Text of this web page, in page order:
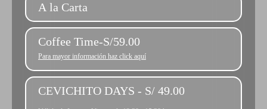
A la Carta
Coffee Time-S/59.00
Para mayor información haz click aquí
CEVICHITO DAYS - S/ 49.00